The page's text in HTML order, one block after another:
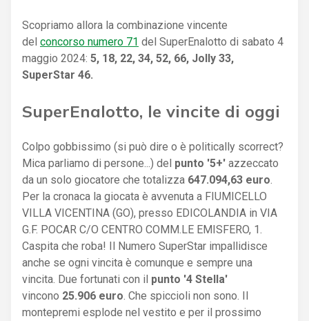
Scopriamo allora la combinazione vincente
del concorso numero 71 del SuperEnalotto di sabato 4
maggio 2024: 5, 18, 22, 34, 52, 66, Jolly 33,
SuperStar 46.
SuperEnalotto, le vincite di oggi
Colpo gobbissimo (si può dire o è politically scorrect?
Mica parliamo di persone...) del punto '5+' azzeccato
da un solo giocatore che totalizza 647.094,63 euro
Per la cronaca la giocata è avvenuta a FIUMICELLO
VILLA VICENTINA (GO), presso EDICOLANDIA in VIA
G.F. POCAR C/O CENTRO COMM.LE EMISFERO, 1.
Caspita che roba! Il Numero SuperStar impallidisce
anche se ogni vincita è comunque e sempre una
vincita. Due fortunati con il punto '4 Stella'
vincono 25.906 euro . Che spiccioli non sono. Il
montepremi esplode nel vestito e per il prossimo